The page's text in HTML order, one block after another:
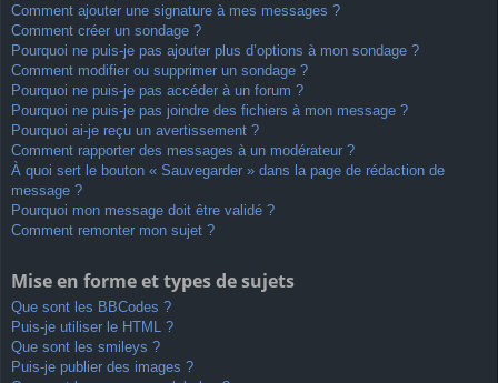
Comment ajouter une signature à mes messages ?
Comment créer un sondage ?
Pourquoi ne puis-je pas ajouter plus d’options à mon sondage ?
Comment modifier ou supprimer un sondage ?
Pourquoi ne puis-je pas accéder à un forum ?
Pourquoi ne puis-je pas joindre des fichiers à mon message ?
Pourquoi ai-je reçu un avertissement ?
Comment rapporter des messages à un modérateur ?
À quoi sert le bouton « Sauvegarder » dans la page de rédaction de
message ?
Pourquoi mon message doit être validé ?
Comment remonter mon sujet ?
Mise en forme et types de sujets
Que sont les BBCodes ?
Puis-je utiliser le HTML ?
Que sont les smileys ?
Puis-je publier des images ?